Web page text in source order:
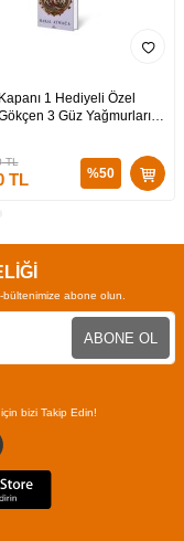
1 Hediyeli Özel
3 Güz Yağmurları
TL
TL %50
abone olun.
ABONE OL
bizi Takip Edin!